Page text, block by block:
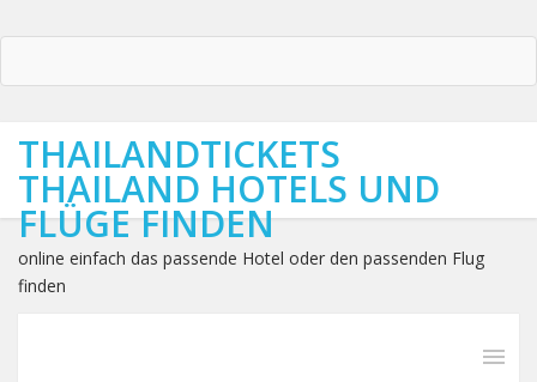
THAILANDTICKETS
THAILAND HOTELS UND
FLÜGE FINDEN
online einfach das passende Hotel oder den passenden Flug
finden